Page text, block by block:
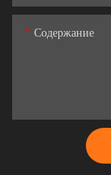
Содержание